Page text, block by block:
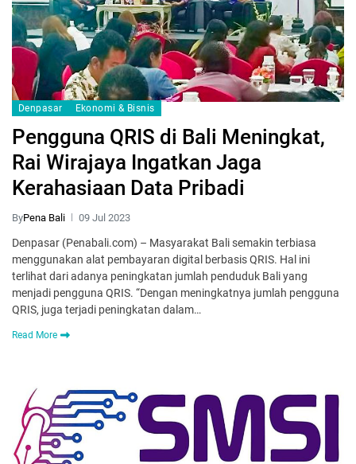
Denpasar Ekonomi & Bisnis
Pengguna QRIS di Bali Meningkat,
Rai Wirajaya Ingatkan Jaga
Kerahasiaan Data Pribadi
ByPena Bali 09 Jul 2023
Denpasar (Penabali.com) – Masyarakat Bali semakin terbiasa
menggunakan alat pembayaran digital berbasis QRIS. Hal ini
terlihat dari adanya peningkatan jumlah penduduk Bali yang
menjadi pengguna QRIS. “Dengan meningkatnya jumlah pengguna
QRIS, juga terjadi peningkatan dalam…
Read More